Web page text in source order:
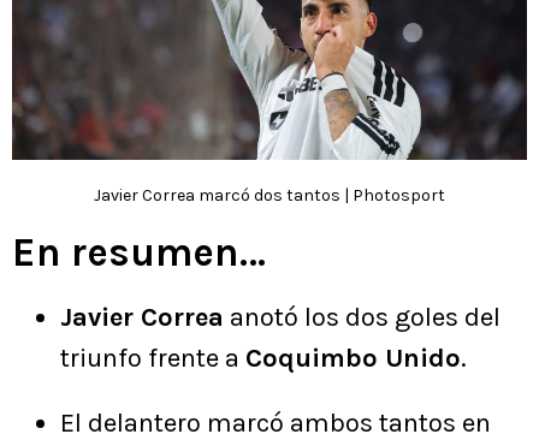
Javier Correa marcó dos tantos | Photosport
En resumen…
Javier Correa anotó los dos goles del
triunfo frente a Coquimbo Unido.
El delantero marcó ambos tantos en